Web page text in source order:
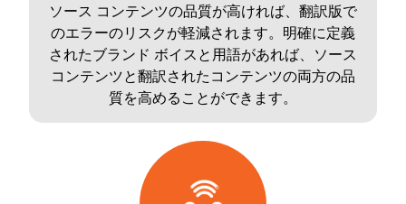
ソース コンテンツの品質が高ければ、翻訳版で
のエラーのリスクが軽減されます。明確に定義
されたブランド ボイスと用語があれば、ソース
コンテンツと翻訳されたコンテンツの両方の品
質を高めることができます。